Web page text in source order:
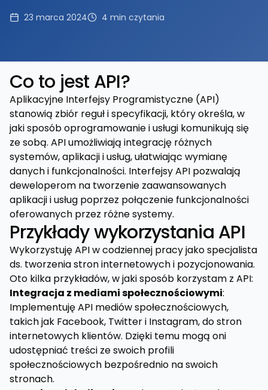
23 marca 2024 4 min czytania
Co to jest API?
Aplikacyjne Interfejsy Programistyczne (API)
stanowią zbiór reguł i specyfikacji, który określa, w
jaki sposób oprogramowanie i usługi komunikują się
ze sobą. API umożliwiają integrację różnych
systemów, aplikacji i usług, ułatwiając wymianę
danych i funkcjonalności. Interfejsy API pozwalają
deweloperom na tworzenie zaawansowanych
aplikacji i usług poprzez połączenie funkcjonalności
oferowanych przez różne systemy.
Przykłady wykorzystania API
Wykorzystuję API w codziennej pracy jako specjalista
ds. tworzenia stron internetowych i pozycjonowania.
Oto kilka przykładów, w jaki sposób korzystam z API:
Integracja z mediami społecznościowymi:
Implementuję API mediów społecznościowych,
takich jak Facebook, Twitter i Instagram, do stron
internetowych klientów. Dzięki temu mogą oni
udostępniać treści ze swoich profili
społecznościowych bezpośrednio na swoich
stronach.